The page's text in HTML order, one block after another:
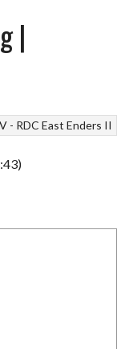
|
- RDC East Enders II